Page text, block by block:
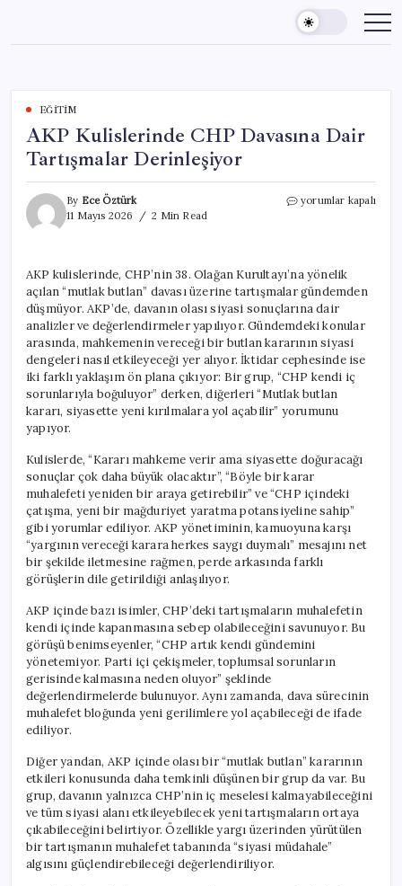
content
EĞITIM
AKP Kulislerinde CHP Davasına Dair
Tartışmalar Derinleşiyor
By Ece Öztürk
11 Mayıs 2026
2 Min Read
AKP
Tartışmalar
Derinleşiyor
için
yorumlar kapalı
AKP kulislerinde, CHP’nin 38. Olağan Kurultayı’na yönelik
açılan “mutlak butlan” davası üzerine tartışmalar gündemden
düşmüyor. AKP’de, davanın olası siyasi sonuçlarına dair
analizler ve değerlendirmeler yapılıyor. Gündemdeki konular
arasında, mahkemenin vereceği bir butlan kararının siyasi
dengeleri nasıl etkileyeceği yer alıyor. İktidar cephesinde ise
iki farklı yaklaşım ön plana çıkıyor: Bir grup, “CHP kendi iç
sorunlarıyla boğuluyor” derken, diğerleri “Mutlak butlan
kararı, siyasette yeni kırılmalara yol açabilir” yorumunu
yapıyor.
Kulislerde, “Kararı mahkeme verir ama siyasette doğuracağı
sonuçlar çok daha büyük olacaktır”, “Böyle bir karar
muhalefeti yeniden bir araya getirebilir” ve “CHP içindeki
çatışma, yeni bir mağduriyet yaratma potansiyeline sahip”
gibi yorumlar ediliyor. AKP yönetiminin, kamuoyuna karşı
“yargının vereceği karara herkes saygı duymalı” mesajını net
bir şekilde iletmesine rağmen, perde arkasında farklı
görüşlerin dile getirildiği anlaşılıyor.
AKP içinde bazı isimler, CHP’deki tartışmaların muhalefetin
kendi içinde kapanmasına sebep olabileceğini savunuyor. Bu
görüşü benimseyenler, “CHP artık kendi gündemini
yönetemiyor. Parti içi çekişmeler, toplumsal sorunların
gerisinde kalmasına neden oluyor” şeklinde
değerlendirmelerde bulunuyor. Aynı zamanda, dava sürecinin
muhalefet bloğunda yeni gerilimlere yol açabileceği de ifade
ediliyor.
Diğer yandan, AKP içinde olası bir “mutlak butlan” kararının
etkileri konusunda daha temkinli düşünen bir grup da var. Bu
grup, davanın yalnızca CHP’nin iç meselesi kalmayabileceğini
ve tüm siyasi alanı etkileyebilecek yeni tartışmaların ortaya
çıkabileceğini belirtiyor. Özellikle yargı üzerinden yürütülen
bir tartışmanın muhalefet tabanında “siyasi müdahale”
algısını güçlendirebileceği değerlendiriliyor.